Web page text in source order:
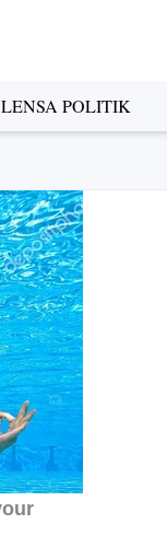
LENSA POLITIK